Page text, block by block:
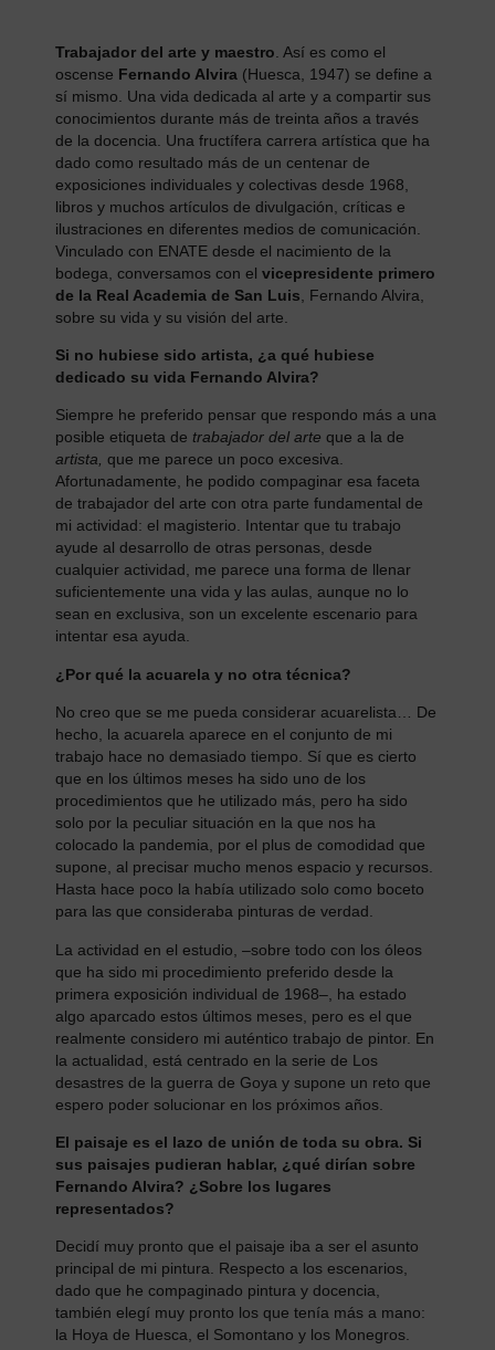
Trabajador del arte y maestro . Así es como el
oscense Fernando Alvira (Huesca, 1947) se define a
sí mismo. Una vida dedicada al arte y a compartir sus
conocimientos durante más de treinta años a través
de la docencia. Una fructífera carrera artística que ha
dado como resultado más de un centenar de
exposiciones individuales y colectivas desde 1968,
libros y muchos artículos de divulgación, críticas e
ilustraciones en diferentes medios de comunicación.
Vinculado con ENATE desde el nacimiento de la
bodega, conversamos con el vicepresidente primero
de la Real Academia de San Luis , Fernando Alvira,
sobre su vida y su visión del arte.
Si no hubiese sido artista, ¿a qué hubiese
dedicado su vida Fernando Alvira?
Siempre he preferido pensar que respondo más a una
posible etiqueta de trabajador del arte que a la de
artista, que me parece un poco excesiva.
Afortunadamente, he podido compaginar esa faceta
de trabajador del arte con otra parte fundamental de
mi actividad: el magisterio. Intentar que tu trabajo
ayude al desarrollo de otras personas, desde
cualquier actividad, me parece una forma de llenar
suficientemente una vida y las aulas, aunque no lo
sean en exclusiva, son un excelente escenario para
intentar esa ayuda.
¿Por qué la acuarela y no otra técnica?
No creo que se me pueda considerar acuarelista… De
hecho, la acuarela aparece en el conjunto de mi
trabajo hace no demasiado tiempo. Sí que es cierto
que en los últimos meses ha sido uno de los
procedimientos que he utilizado más, pero ha sido
solo por la peculiar situación en la que nos ha
colocado la pandemia, por el plus de comodidad que
supone, al precisar mucho menos espacio y recursos.
Hasta hace poco la había utilizado solo como boceto
para las que consideraba pinturas de verdad.
La actividad en el estudio, –sobre todo con los óleos
que ha sido mi procedimiento preferido desde la
primera exposición individual de 1968–, ha estado
algo aparcado estos últimos meses, pero es el que
realmente considero mi auténtico trabajo de pintor. En
la actualidad, está centrado en la serie de Los
desastres de la guerra de Goya y supone un reto que
espero poder solucionar en los próximos años.
El paisaje es el lazo de unión de toda su obra. Si
sus paisajes pudieran hablar, ¿qué dirían sobre
Fernando Alvira? ¿Sobre los lugares
representados?
Decidí muy pronto que el paisaje iba a ser el asunto
principal de mi pintura. Respecto a los escenarios,
dado que he compaginado pintura y docencia,
también elegí muy pronto los que tenía más a mano:
la Hoya de Huesca, el Somontano y los Monegros.